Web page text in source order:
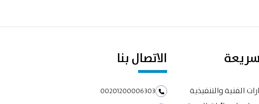
الفنية والتنفيذية
الاتصال بنا
00201200006303